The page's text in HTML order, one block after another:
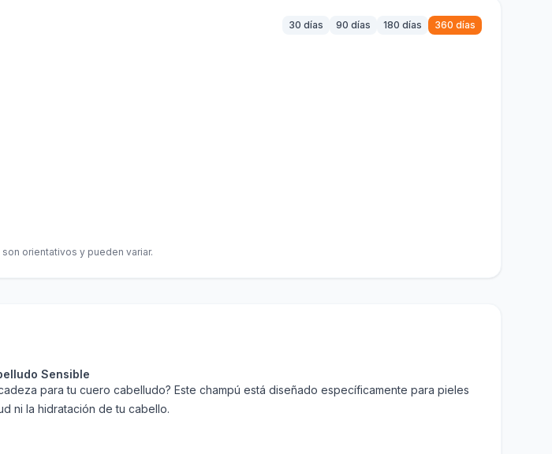
30 días 90 días 180 días 360 días
orientativos y pueden variar.
Sensible
para tu cuero cabelludo? Este champú está diseñado específicamente para pieles
ni la hidratación de tu cabello.